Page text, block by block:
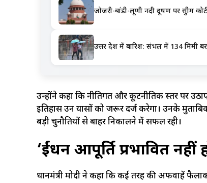
जोजरी-बांडी-लूणी नदी प्रदूषण पर
उत्तर प्रदेश में बारिश: संभल में 134
उन्होंने कहा कि नीतिगत और कूटनीतिक स्तर पर
इतिहास उन प्रयासों को जरूर दर्ज करेगा। उनके
बड़ी चुनौतियों से बाहर निकालने में सफल रही।
‘ईंधन आपूर्ति प्रभावित नहीं
प्रधानमंत्री मोदी ने कहा कि कई तरह की अफवाहें